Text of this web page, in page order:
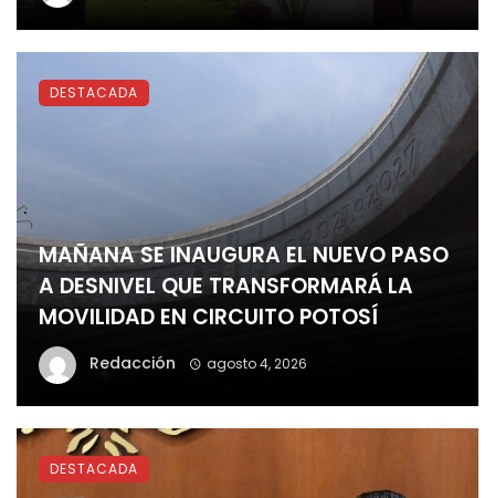
MAÑANA SE INAUGURA EL NUEVO PASO
A DESNIVEL QUE TRANSFORMARÁ LA
MOVILIDAD EN CIRCUITO POTOSÍ
Redacción agosto 4, 2026
DESTACADA
DESTACADA